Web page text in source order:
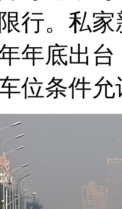
行。私
年底出
位条件